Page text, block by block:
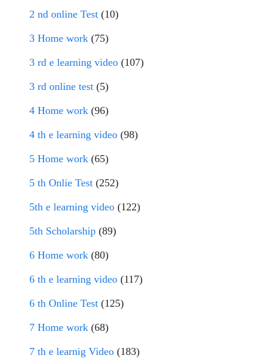
2 nd online Test (10)
3 Home work (75)
3 rd e learning video (107)
3 rd online test (5)
4 Home work (96)
4 th e learning video (98)
5 Home work (65)
5 th Onlie Test (252)
5th e learning video (122)
5th Scholarship (89)
6 Home work (80)
6 th e learning video (117)
6 th Online Test (125)
7 Home work (68)
7 th e learnig Video (183)